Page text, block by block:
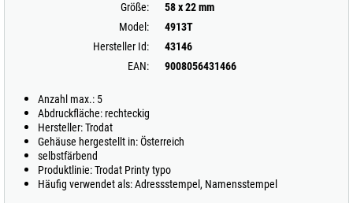
Größe:
58 x 22 mm
Model:
4913T
Hersteller Id:
43146
EAN:
9008056431466
Anzahl max.: 5
Abdruckfläche: rechteckig
Hersteller: Trodat
Gehäuse hergestellt in: Österreich
selbstfärbend
Produktlinie: Trodat Printy typo
Häufig verwendet als: Adressstempel, Namensstempel